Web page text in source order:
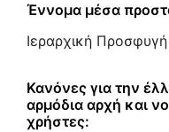
Έννομα μέσα
Ιεραρχική Προσφυγή
Κανόνες για την
αρμόδια αρχή και
χρήστες: